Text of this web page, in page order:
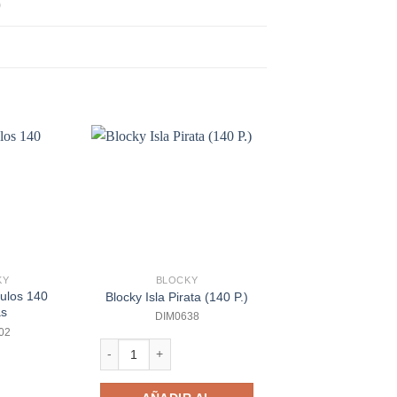
140
BLOCKY
Blocky Isla Pirata (140 P.)
DIM0638